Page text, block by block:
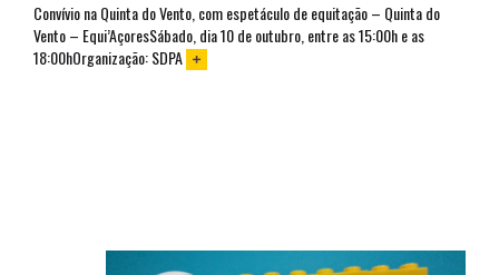
Convívio na Quinta do Vento, com espetáculo de equitação – Quinta do
Vento – Equi’AçoresSábado, dia 10 de outubro, entre as 15:00h e as
18:00hOrganização: SDPA